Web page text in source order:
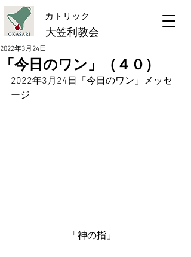
大笠利教会
​カトリック
「今日のワン」（４０）
2022年3月24日
2022年3月24日「今日のワン」メッセ
ージ
「神の指」